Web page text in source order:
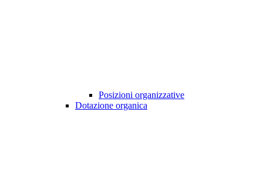
Posizioni organizzative
Dotazione organica